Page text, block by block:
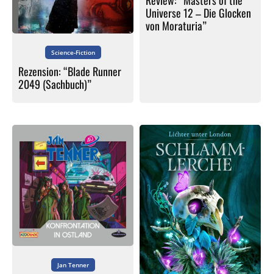
Science-Fiction
Rezension: “Blade Runner
2049 (Sachbuch)”
Universe 12 – Die Glocken
von Moraturia”
Jan Tenner